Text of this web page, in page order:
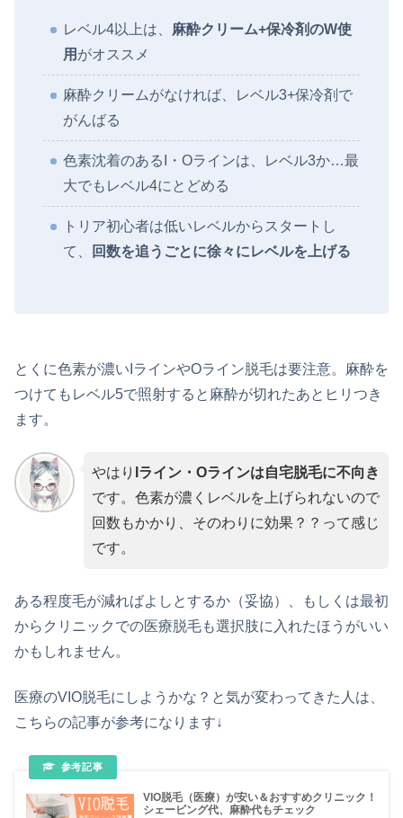
レベル4以上は、 麻酔クリーム+保冷剤のW使
用 がオススメ
麻酔クリームがなければ、レベル3+保冷剤で
がんばる
色素沈着のあるI・Oラインは、レベル3か…最
大でもレベル4にとどめる
トリア初心者は低いレベルからスタートし
て、
回数を追うごとに徐々にレベルを上げる
とくに色素が濃いIラインやOライン脱毛は要注意。麻酔を
つけてもレベル5で照射すると麻酔が切れたあとヒリつき
ます。
やはり Iライン・Oラインは自宅脱毛に不向き
です。色素が濃くレベルを上げられないので
回数もかかり、そのわりに効果？？って感じ
です。
ある程度毛が減ればよしとするか（妥協）、もしくは最初
からクリニックでの医療脱毛も選択肢に入れたほうがいい
かもしれません。
医療のVIO脱毛にしようかな？と気が変わってきた人は、
こちらの記事が参考になります↓
VIO脱毛（医療）が安い＆おすすめクリニック！
シェービング代、麻酔代もチェック